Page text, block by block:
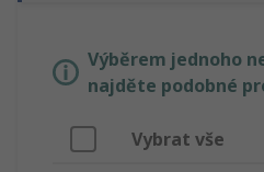
Výběrem jednoho
najděte podobné
Vybrat vše